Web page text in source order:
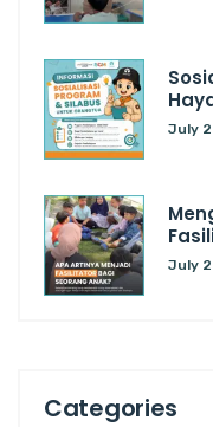
July
July
Categories